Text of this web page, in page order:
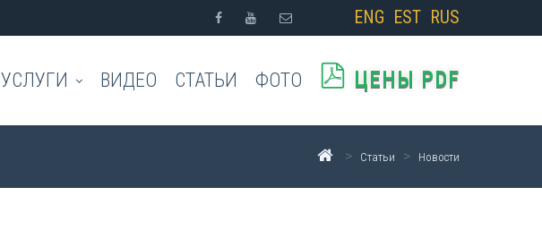
RUS
EST
ENG
УСЛУГИ ВИДЕО СТАТЬИ ФОТО ЦЕНЫ PDF
> Статьи > Новости